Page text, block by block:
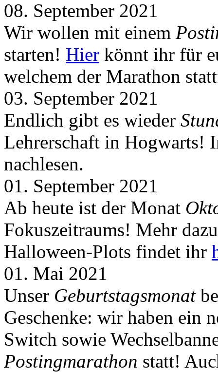
08. September 2021
Wir wollen mit einem
starten! Hier könnt ihr für
welchem der Marathon
03. September 2021
Endlich gibt es wieder
Lehrerschaft in Hogwarts!
nachlesen.
01. September 2021
Ab heute ist der Monat
Fokuszeitraums! Mehr
Halloween-Plots findet ihr
01. Mai 2021
Unser Geburtstagsmonat
Geschenke: wir haben ein
Switch sowie
Postingmarathon statt!